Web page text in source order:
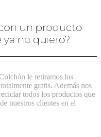
un producto
no quiero?
le retiramos los
gratis. Además nos
todos los productos que
nuestros clientes en el